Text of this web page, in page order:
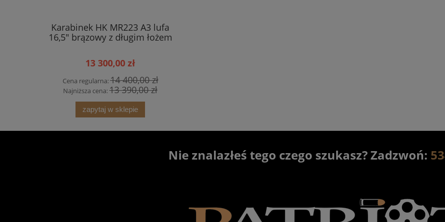
Karabinek HK MR223 A3 lufa
16,5" brązowy z długim łożem
13 300,00 zł
Cena regularna:14 400,00 zł
Najniższa cena:13 390,00 zł
zapytaj w sklepie
Nie znalazłeś tego czego szukasz? Zadzwoń: